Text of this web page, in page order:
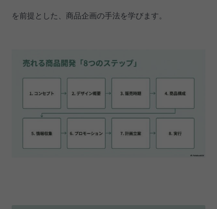
を前提とした、商品企画の手法を学びます。